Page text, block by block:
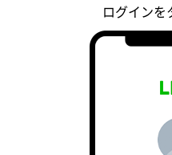
ログインを